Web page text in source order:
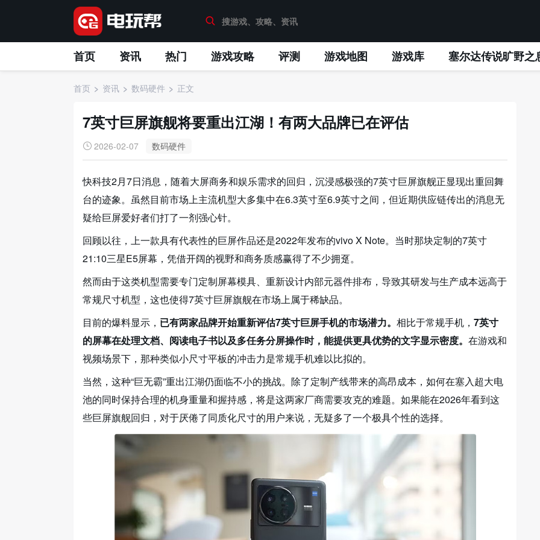
首页 资讯 热门 游戏攻略 评测 游戏地图 游戏库 塞尔达传说旷野之
首页 资讯 数码硬件 正文
7英寸巨屏旗舰将要重出江湖！有两大品牌已在评估
2026-02-07 数码硬件
快科技2月7日消息，随着大屏商务和娱乐需求的回归，沉浸感极强的7英寸巨屏旗舰正显现出重回舞
台的迹象。虽然目前市场上主流机型大多集中在6.3英寸至6.9英寸之间，但近期供应链传出的消息无
疑给巨屏爱好者们打了一剂强心针。
回顾以往，上一款具有代表性的巨屏作品还是2022年发布的vivo X Note。当时那块定制的7英寸
21:10三星E5屏幕，凭借开阔的视野和商务质感赢得了不少拥趸。
然而由于这类机型需要专门定制屏幕模具、重新设计内部元器件排布，导致其研发与生产成本远高于
常规尺寸机型，这也使得7英寸巨屏旗舰在市场上属于稀缺品。
目前的爆料显示， 已有两家品牌开始重新评估7英寸巨屏手机的市场潜力。 相比于常规手机， 7英寸
的屏幕在处理文档、阅读电子书以及多任务分屏操作时，能提供更具优势的文字显示密度。 在游戏和
视频场景下，那种类似小尺寸平板的冲击力是常规手机难以比拟的。
当然，这种“巨无霸”重出江湖仍面临不小的挑战。除了定制产线带来的高昂成本，如何在塞入超大电
池的同时保持合理的机身重量和握持感，将是这两家厂商需要攻克的难题。如果能在2026年看到这
些巨屏旗舰回归，对于厌倦了同质化尺寸的用户来说，无疑多了一个极具个性的选择。